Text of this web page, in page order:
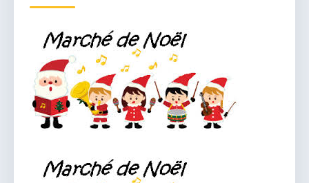
Vie locale & Associations
Découvrir la commune